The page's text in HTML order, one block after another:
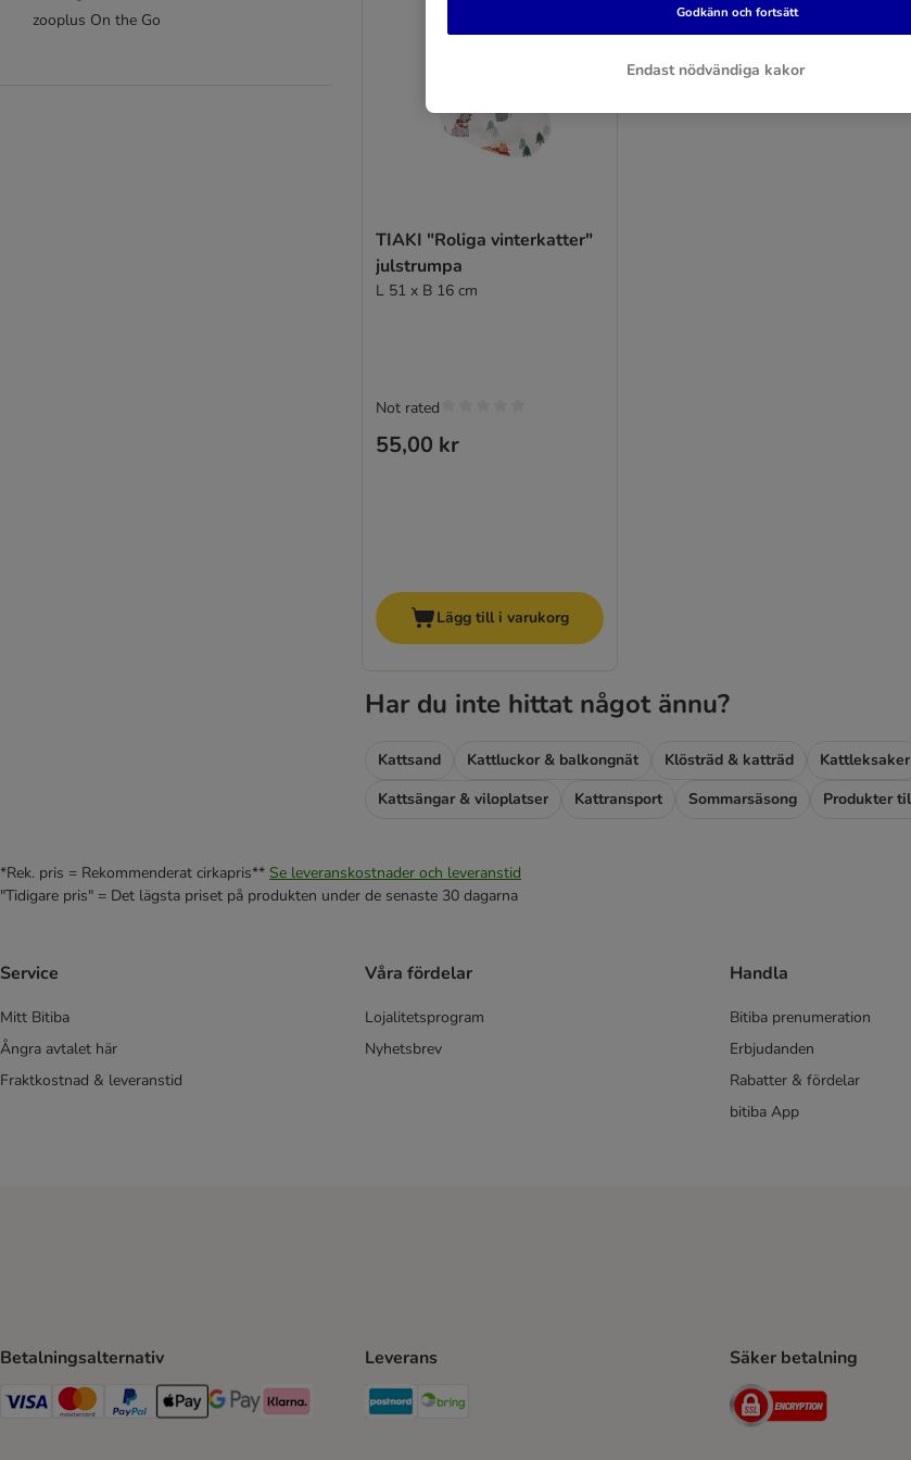
zooplus On the Go
TIAKI "Roliga vinterkatter"
julstrumpa
L 51 x B 16 cm
55,00 kr
Not rated
Lägg till i varukorg
Har du inte hittat något ännu?
Kattsand Kattluckor & balkongnät Klösträd & katträd Kattleksaker
Kattsängar & viloplatser
Kattransport Sommarsäsong Produkter
*Rek. pris = Rekommenderat cirkapris** Se leveranskostnader och leveranstid
"Tidigare pris" = Det lägsta priset på produkten under de senaste 30 dagarna
Service
Mitt Bitiba
Ångra avtalet här
Fraktkostnad & leveranstid
Våra fördelar
Lojalitetsprogram
Nyhetsbrev
Handla
Bitiba prenumeration
Erbjudanden
Rabatter & fördelar
bitiba App
Betalningsalternativ
VISA Payment Method
Mastercard Payment Method
Paypal Payment Method
Apple Pay Payment Method
Google Pay Payment Method
Klarna Payment Method
Leverans
Postnord Shipping Method
Säker betalning
Security
Endast nödvändiga kakor
Godkänn och fortsätt